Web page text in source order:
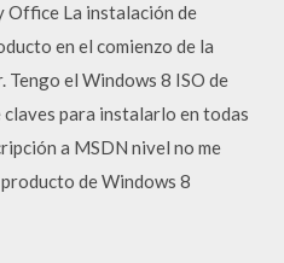
Office La instalación de
en el comienzo de la
el Windows 8 ISO de
para instalarlo en todas
a MSDN nivel no me
de Windows 8